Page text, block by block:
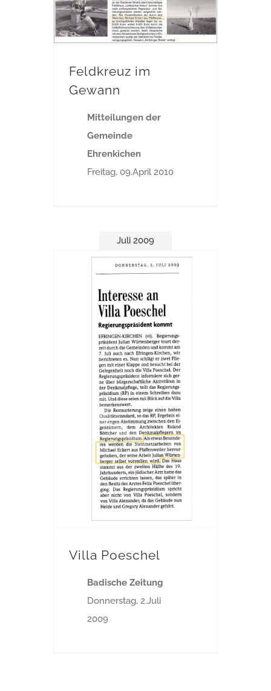
Feldkreuz im
Gewann
Mitteilungen der
Gemeinde
Ehrenkichen
Freitag, 09.April 2010
Juli 2009
Villa Poeschel
Badische Zeitung
Donnerstag, 2.Juli
2009